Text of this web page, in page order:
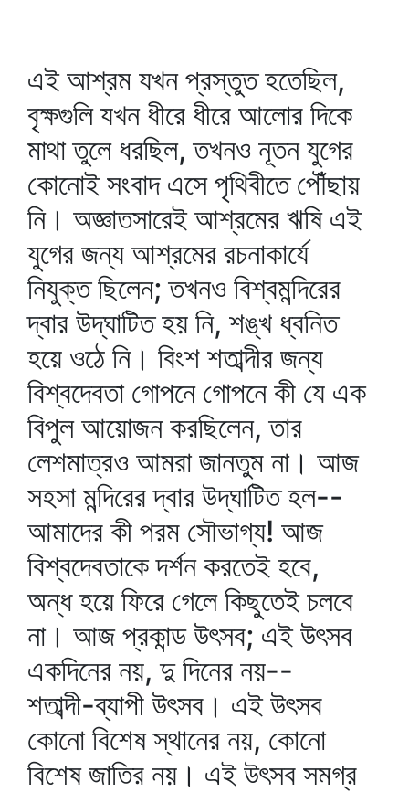
এই আশ্রম যখন প্রস্তুত হতেছিল,
বৃক্ষগুলি যখন ধীরে ধীরে আলোর দিকে
মাথা তুলে ধরছিল, তখনও নূতন যুগের
কোনোই সংবাদ এসে পৃথিবীতে পৌঁছায়
নি। অজ্ঞাতসারেই আশ্রমের ঋষি এই
যুগের জন্য আশ্রমের রচনাকার্যে
নিযুক্ত ছিলেন; তখনও বিশ্বমন্দিরের
দ্বার উদ্‌ঘাটিত হয় নি, শঙ্খ ধ্বনিত
হয়ে ওঠে নি। বিংশ শতাব্দীর জন্য
বিশ্বদেবতা গোপনে গোপনে কী যে এক
বিপুল আয়োজন করছিলেন, তার
লেশমাত্রও আমরা জানতুম না। আজ
সহসা মন্দিরের দ্বার উদ্‌ঘাটিত হল--
আমাদের কী পরম সৌভাগ্য! আজ
বিশ্বদেবতাকে দর্শন করতেই হবে,
অন্ধ হয়ে ফিরে গেলে কিছুতেই চলবে
না। আজ প্রকান্ড উৎসব; এই উৎসব
একদিনের নয়, দু দিনের নয়--
শতাব্দী-ব্যাপী উৎসব। এই উৎসব
কোনো বিশেষ স্থানের নয়, কোনো
বিশেষ জাতির নয়। এই উৎসব সমগ্র